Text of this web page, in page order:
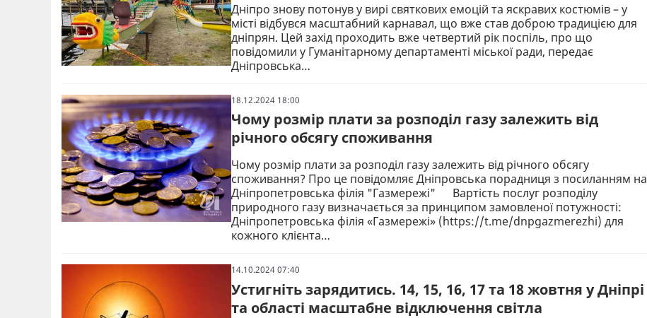
Дніпро знову потонув у вирі святкових емоцій та яскравих костюмів – у
місті відбувся масштабний карнавал, що вже став доброю традицією для
дніпрян. Цей захід проходить вже четвертий рік поспіль, про що
повідомили у Гуманітарному департаменті міської ради, передає
Дніпровська…
18.12.2024 18:00
Чому розмір плати за розподіл газу залежить від
річного обсягу споживання
Чому розмір плати за розподіл газу залежить від річного обсягу
споживання? Про це повідомляє Дніпровська порадниця з посиланням на
Дніпропетровська філія "Газмережі" Вартість послуг розподілу
природного газу визначається за принципом замовленої потужності:
Дніпропетровська філія «Газмережі» (https://t.me/dnpgazmerezhi) для
кожного клієнта…
14.10.2024 07:40
Устигніть зарядитись. 14, 15, 16, 17 та 18 жовтня у Дніпрі
та області масштабне відключення світла